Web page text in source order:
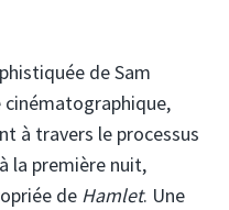
de Sam
cinématographique,
à travers le processus
la première nuit,
de Hamlet. Une